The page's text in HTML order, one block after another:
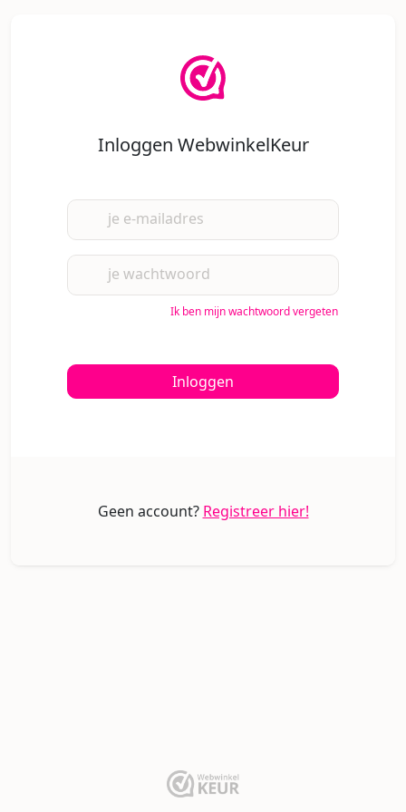
Inloggen WebwinkelKeur
je e-mailadres
je wachtwoord
Ik ben mijn wachtwoord vergeten
Inloggen
Geen account? Registreer hier!